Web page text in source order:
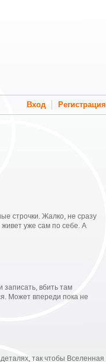
Регистрация
Вход
строчки. Жалко, не сразу
уже сам по себе. А
записать, вбить там
Может впереди пока не
так чтобы Вселенная